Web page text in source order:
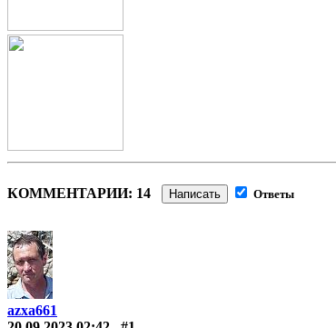
КОММЕНТАРИИ: 14 Написать Ответы
azxa661